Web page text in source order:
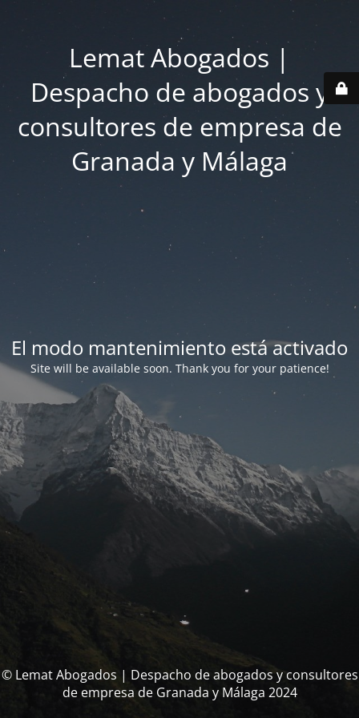
Lemat Abogados |
Despacho de abogados y
consultores de empresa de
Granada y Málaga
El modo mantenimiento está activado
Site will be available soon. Thank you for your patience!
© Lemat Abogados | Despacho de abogados y consultores
de empresa de Granada y Málaga 2024